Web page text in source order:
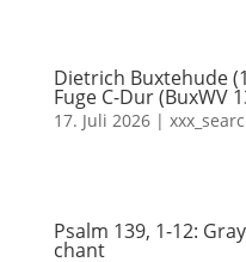
Dietrich Buxtehude
Fuge C-Dur (BuxWV
17. Juli 2026|
Psalm 139, 1-12:
chant